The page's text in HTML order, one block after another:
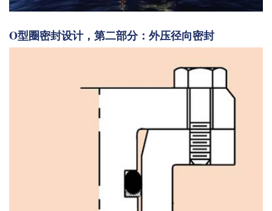
O型圈密封设计，第二部分：外压径向密封